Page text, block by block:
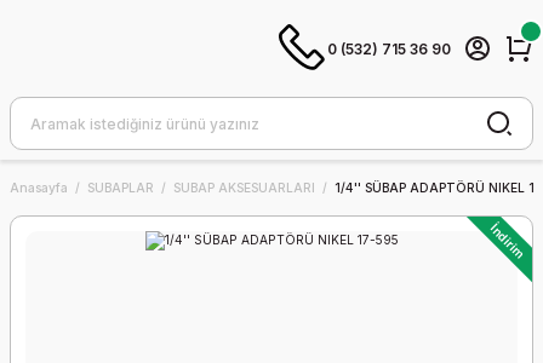
0 (532) 715 36 90
Anasayfa SUBAPLAR SUBAP AKSESUARLARI 1/4'' SÜBAP ADAPTÖRÜ NIKEL
İndirim